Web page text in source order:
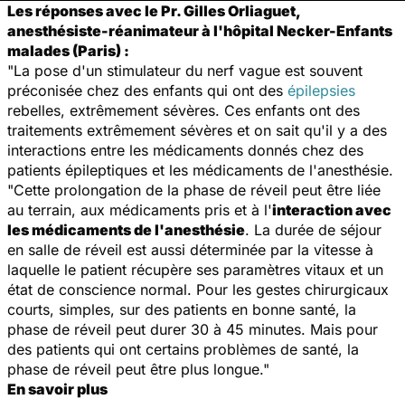
Les réponses avec le Pr. Gilles Orliaguet,
anesthésiste-réanimateur à l'hôpital Necker-Enfants
malades (Paris) :
"La pose d'un stimulateur du nerf vague est souvent
préconisée chez des enfants qui ont des épilepsies
rebelles, extrêmement sévères. Ces enfants ont des
traitements extrêmement sévères et on sait qu'il y a des
interactions entre les médicaments donnés chez des
patients épileptiques et les médicaments de l'anesthésie.
"Cette prolongation de la phase de réveil peut être liée
au terrain, aux médicaments pris et à l'interaction avec
les médicaments de l'anesthésie. La durée de séjour
en salle de réveil est aussi déterminée par la vitesse à
laquelle le patient récupère ses paramètres vitaux et un
état de conscience normal. Pour les gestes chirurgicaux
courts, simples, sur des patients en bonne santé, la
phase de réveil peut durer 30 à 45 minutes. Mais pour
des patients qui ont certains problèmes de santé, la
phase de réveil peut être plus longue."
En savoir plus